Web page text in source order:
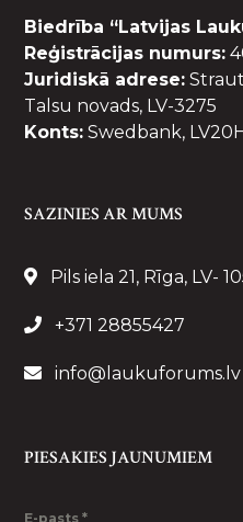
Biedrība “Latvijas
Reģistrācijas numurs:
Juridiskā adrese:
Talsu novads, LV-3275
Konts: Swedbank,
SAZINIES AR MUMS
Pils iela 21, Rīga, LV-
+371 28855427
info@laukuforums.lv
PIESAKIES JAUNUMIEM
E-pasts*